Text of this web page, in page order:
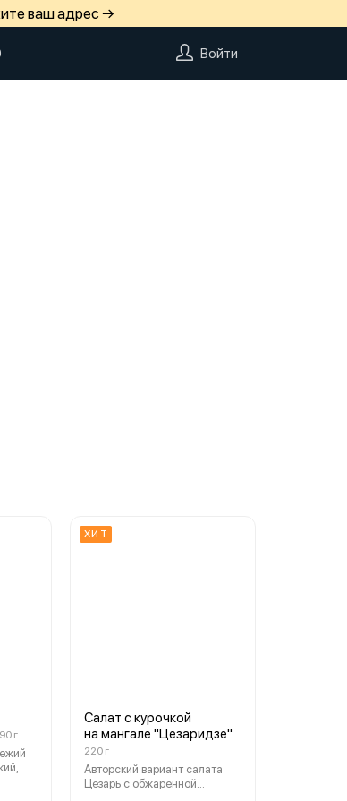
ваш адрес →
Войти
г
ХИТ
Салат с курочкой
на мангале "Цезаридзе"
220 г
Авторский вариант салата
Цезарь с обжаренной